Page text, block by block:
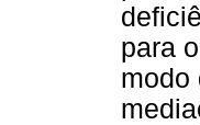
para
modo